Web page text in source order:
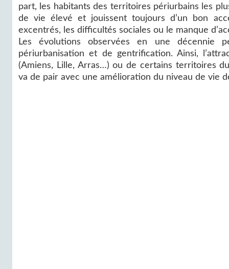
part, les habitants des territoires périurbains les
de vie élevé et jouissent toujours d’un bon
excentrés, les difficultés sociales ou le manque
Les évolutions observées en une décennie
périurbanisation et de gentrification. Ainsi,
(Amiens, Lille, Arras…) ou de certains territoires
va de pair avec une amélioration du niveau de vie